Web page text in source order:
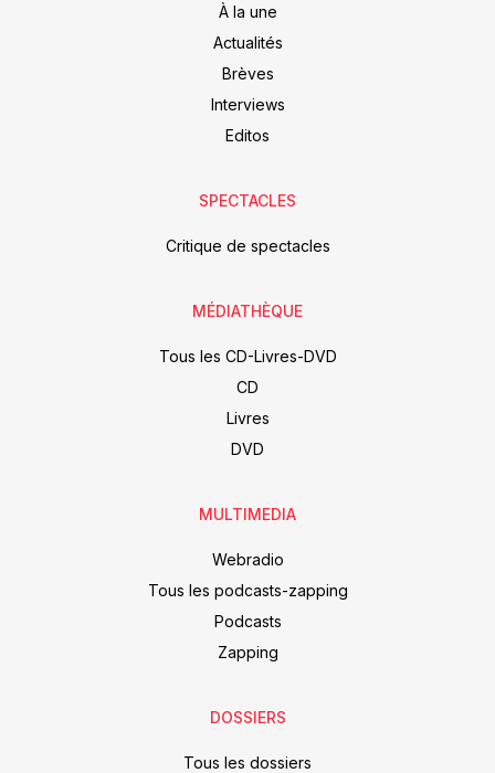
À la une
Actualités
Brèves
Interviews
Editos
SPECTACLES
Critique de spectacles
MÉDIATHÈQUE
Tous les CD-Livres-DVD
CD
Livres
DVD
MULTIMEDIA
Webradio
Tous les podcasts-zapping
Podcasts
Zapping
DOSSIERS
Tous les dossiers